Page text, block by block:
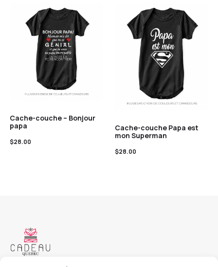
Cache-couche – Bonjour
papa
$28.00
Cache-couche Papa est
mon Superman
$28.00